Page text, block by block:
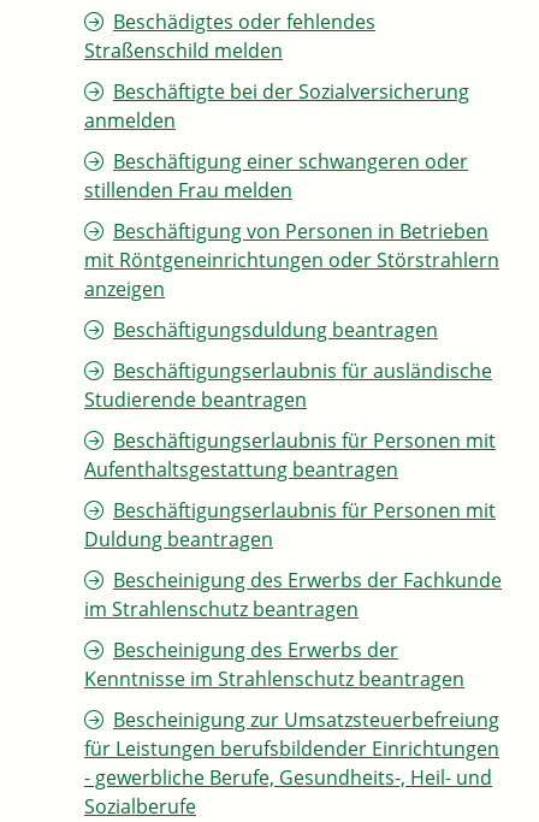
Beschädigtes oder fehlendes
Straßenschild melden
Beschäftigte bei der Sozialversicherung
anmelden
Beschäftigung einer schwangeren oder
stillenden Frau melden
Beschäftigung von Personen in Betrieben
mit Röntgeneinrichtungen oder Störstrahlern
anzeigen
Beschäftigungsduldung beantragen
Beschäftigungserlaubnis für ausländische
Studierende beantragen
Beschäftigungserlaubnis für Personen mit
Aufenthaltsgestattung beantragen
Beschäftigungserlaubnis für Personen mit
Duldung beantragen
Bescheinigung des Erwerbs der Fachkunde
im Strahlenschutz beantragen
Bescheinigung des Erwerbs der
Kenntnisse im Strahlenschutz beantragen
Bescheinigung zur Umsatzsteuerbefreiung
für Leistungen berufsbildender Einrichtungen
- gewerbliche Berufe, Gesundheits-, Heil- und
Sozialberufe